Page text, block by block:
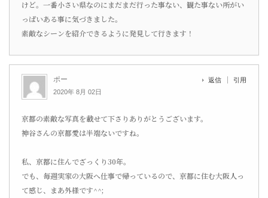
けど。一番小さい県なのにまだまだ行った事ない、観た事ない所がい
っぱいある事に気づきました。
素敵なシーンを紹介できるように発見して行きます！
ポー
2020年 8月 02日
返信 引用
京都の素敵な写真を載せて下さりありがとうございます。
神谷さんの京都愛は半端ないですね。
私、京都に住んでざっくり30年。
でも、毎週実家の大阪へ仕事で帰っているので、京都に住む大阪人っ
て感じ、まあ外様です^^;